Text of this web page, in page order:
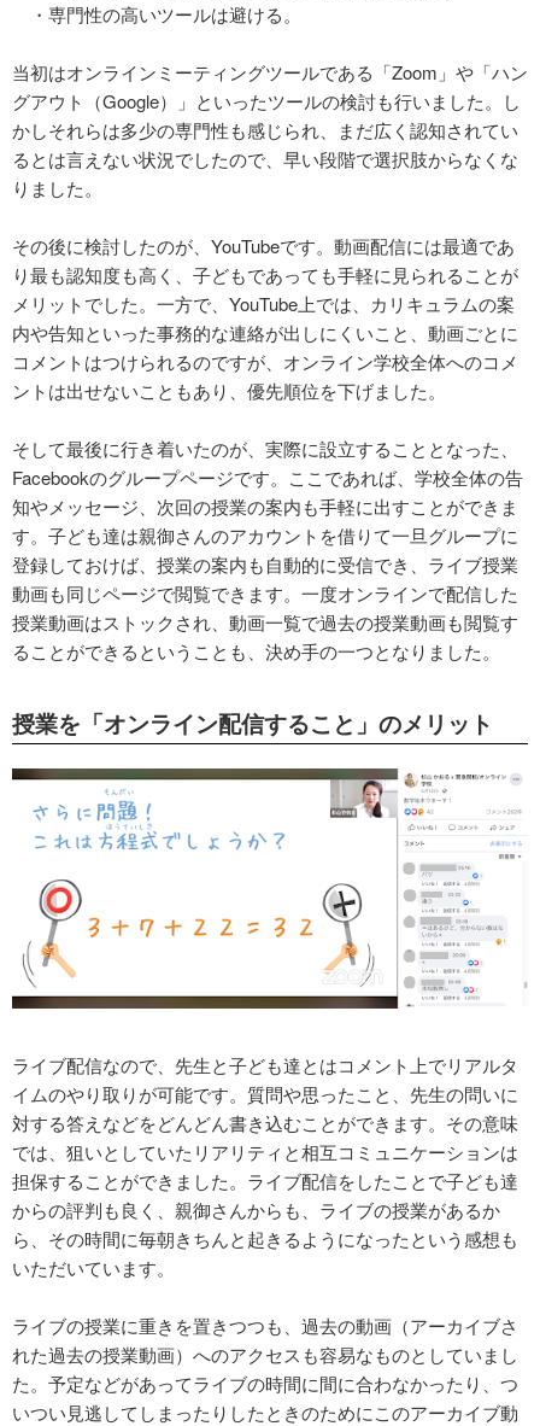
・専門性の高いツールは避ける。
当初はオンラインミーティングツールである「Zoom」や「ハン
グアウト（Google）」といったツールの検討も行いました。し
かしそれらは多少の専門性も感じられ、まだ広く認知されてい
るとは言えない状況でしたので、早い段階で選択肢からなくな
りました。
その後に検討したのが、YouTubeです。動画配信には最適であ
り最も認知度も高く、子どもであっても手軽に見られることが
メリットでした。一方で、YouTube上では、カリキュラムの案
内や告知といった事務的な連絡が出しにくいこと、動画ごとに
コメントはつけられるのですが、オンライン学校全体へのコメ
ントは出せないこともあり、優先順位を下げました。
そして最後に行き着いたのが、実際に設立することとなった、
Facebookのグループページです。ここであれば、学校全体の告
知やメッセージ、次回の授業の案内も手軽に出すことができま
す。子ども達は親御さんのアカウントを借りて一旦グループに
登録しておけば、授業の案内も自動的に受信でき、ライブ授業
動画も同じページで閲覧できます。一度オンラインで配信した
授業動画はストックされ、動画一覧で過去の授業動画も閲覧す
ることができるということも、決め手の一つとなりました。
授業を「オンライン配信すること」のメリット
ライブ配信なので、先生と子ども達とはコメント上でリアルタ
イムのやり取りが可能です。質問や思ったこと、先生の問いに
対する答えなどをどんどん書き込むことができます。その意味
では、狙いとしていたリアリティと相互コミュニケーションは
担保することができました。ライブ配信をしたことで子ども達
からの評判も良く、親御さんからも、ライブの授業があるか
ら、その時間に毎朝きちんと起きるようになったという感想も
いただいています。
ライブの授業に重きを置きつつも、過去の動画（アーカイブさ
れた過去の授業動画）へのアクセスも容易なものとしていまし
た。予定などがあってライブの時間に間に合わなかったり、つ
いつい見逃してしまったりしたときのためにこのアーカイブ動